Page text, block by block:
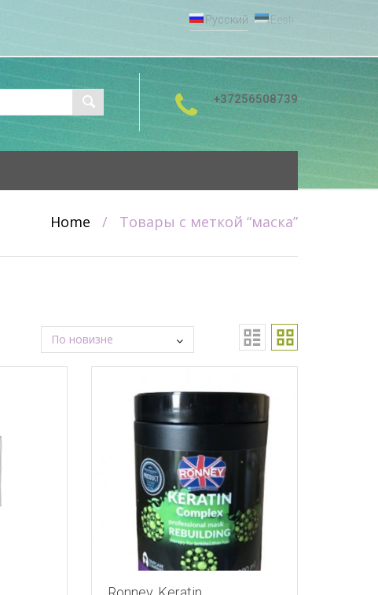
Русский Eesti
+37256508739
Home / Товары с меткой “маска”